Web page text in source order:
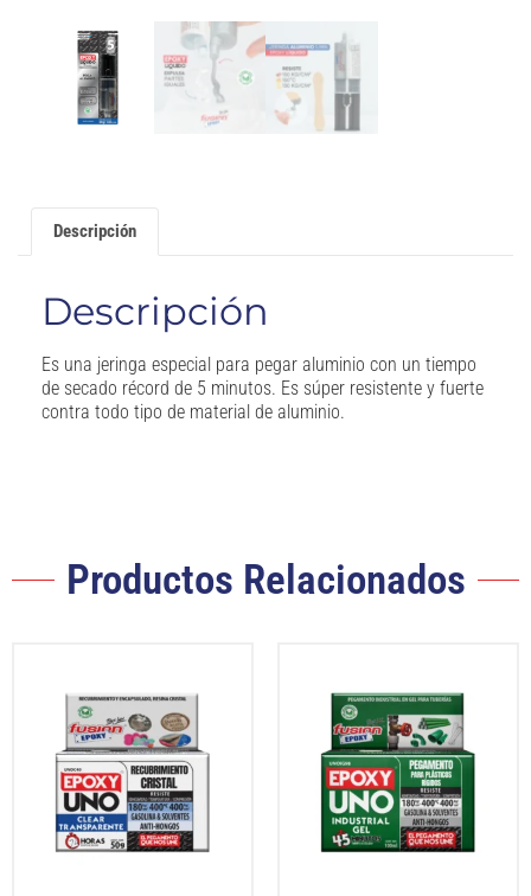
Descripción
Descripción
Es una jeringa especial para pegar aluminio con un tiempo
de secado récord de 5 minutos. Es súper resistente y fuerte
contra todo tipo de material de aluminio.
Productos Relacionados